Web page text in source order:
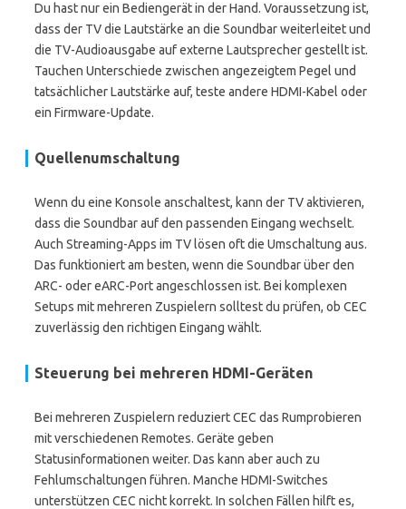
Du hast nur ein Bediengerät in der Hand. Voraussetzung ist,
dass der TV die Lautstärke an die Soundbar weiterleitet und
die TV-Audioausgabe auf externe Lautsprecher gestellt ist.
Tauchen Unterschiede zwischen angezeigtem Pegel und
tatsächlicher Lautstärke auf, teste andere HDMI-Kabel oder
ein Firmware-Update.
Quellenumschaltung
Wenn du eine Konsole anschaltest, kann der TV aktivieren,
dass die Soundbar auf den passenden Eingang wechselt.
Auch Streaming-Apps im TV lösen oft die Umschaltung aus.
Das funktioniert am besten, wenn die Soundbar über den
ARC- oder eARC-Port angeschlossen ist. Bei komplexen
Setups mit mehreren Zuspielern solltest du prüfen, ob CEC
zuverlässig den richtigen Eingang wählt.
Steuerung bei mehreren HDMI-Geräten
Bei mehreren Zuspielern reduziert CEC das Rumprobieren
mit verschiedenen Remotes. Geräte geben
Statusinformationen weiter. Das kann aber auch zu
Fehlumschaltungen führen. Manche HDMI-Switches
unterstützen CEC nicht korrekt. In solchen Fällen hilft es,